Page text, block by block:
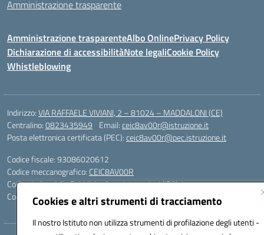
Cookies e altri strumenti di tracciamento
Il nostro Istituto non utilizza strumenti di profilazione degli utenti -
Amministrazione trasparente
Amministrazione trasparenteAlbo OnlinePrivacy Policy
Dichiarazione di accessibilitàNote legaliCookie Policy
Whistleblowing
Indirizzo:VIA RAFFAELE VIVIANI, 2 – 81024 – MADDALONI (CE)
Centralino:0823435949 Email:ceic8av00r@istruzione.it
Posta elettronica certificata (PEC):ceic8av00r@pec.istruzione.it
Codice fiscale: 93086020612
Codice meccanografico: CEIC8AV00R
Codice Indice delle Pubbliche Amministrazioni (IPA): icamm
Codice unico di fatturazione (CUF): UF8WE6